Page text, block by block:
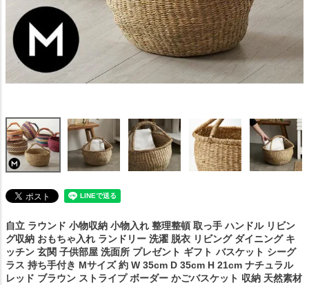
自立 ラウンド 小物収納 小物入れ 整理整頓 取っ手 ハンドル リビン
グ収納 おもちゃ入れ ランドリー 洗濯 脱衣 リビング ダイニング キ
ッチン 玄関 子供部屋 洗面所 プレゼント ギフト バスケット シーグ
ラス 持ち手付き Mサイズ 約 W 35cm D 35cm H 21cm ナチュラル
レッド ブラウン ストライプ ボーダー かごバスケット 収納 天然素材